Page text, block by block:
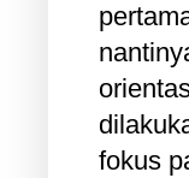
fokus